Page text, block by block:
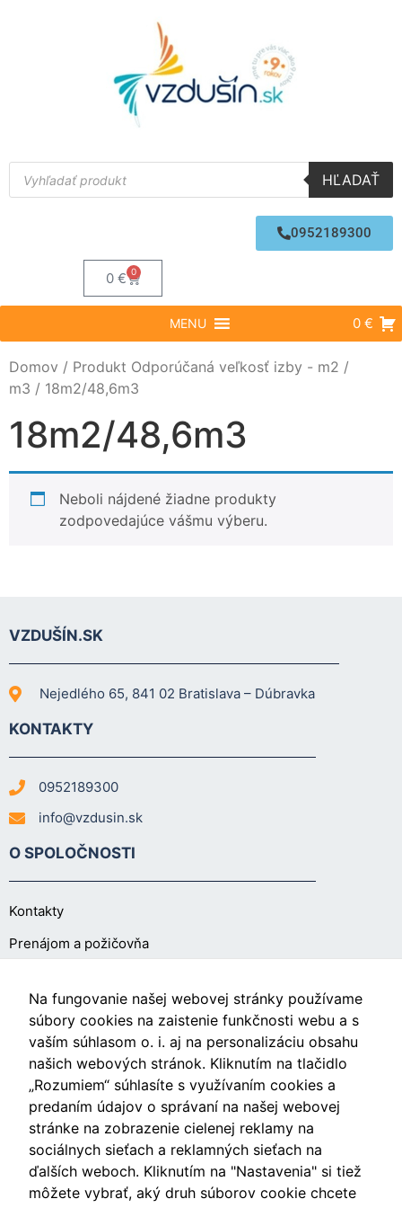
HĽADAŤ
0952189300
0€ 0
MENU 0 €
Domov / Produkt Odporúčaná veľkosť izby - m2 /
m3 / 18m2/48,6m3
18m2/48,6m3
Neboli nájdené žiadne produkty
zodpovedajúce vášmu výberu.
VZDUŠÍN.SK
Nejedlého 65, 841 02 Bratislava – Dúbravka
KONTAKTY
0952189300
info@vzdusin.sk
O SPOLOČNOSTI
Kontakty
Prenájom a požičovňa
O NÁKUPE
Obchodné podmienky
Ochrana osobných údajov
Nastavenia cookies
Videá
Na fungovanie našej webovej stránky používame
súbory cookies na zaistenie funkčnosti webu a s
vaším súhlasom o. i. aj na personalizáciu obsahu
našich webových stránok. Kliknutím na tlačidlo
„Rozumiem“ súhlasíte s využívaním cookies a
predaním údajov o správaní na našej webovej
stránke na zobrazenie cielenej reklamy na
sociálnych sieťach a reklamných sieťach na
ďalších weboch. Kliknutím na "Nastavenia" si tiež
môžete vybrať, aký druh súborov cookie chcete
potrebné pre
fungovanie
webovej
používania
stránky.
Používateľská
spokojnosť
In order for our
website to
perform as well
as possible
during your
visit. If you